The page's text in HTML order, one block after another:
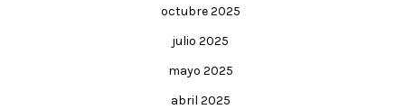
octubre 2025
julio 2025
mayo 2025
abril 2025